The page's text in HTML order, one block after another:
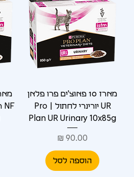
מארז 10 פאוצ'ים פרו פלאן
UR יורינרי לחתול | Pro
Plan UR Urinary 10x85g
מחיר
הוספה לסל